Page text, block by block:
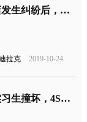
男子买凯迪拉克与4S店发生纠纷后，遭到多家4S店抵制？
拉克 2019-10-24
新车未到手就被4S店实习生撞坏，4S店要求实习生全款买下